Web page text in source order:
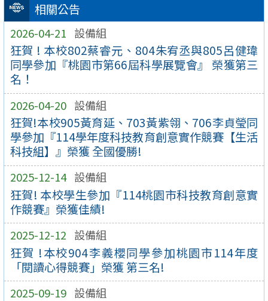
相關公告
2026-04-21 設備組
狂賀 ! 本校802蔡睿元、804朱宥丞與805呂健瑋
同學參加『桃園市第66屆科學展覽會』 榮獲第三
名！
2026-04-20 設備組
狂賀!本校905黃育延、703黃紫翎、706李貞瑩同
學參加『114學年度科技教育創意實作競賽【生活
科技組】』榮獲 全國優勝!
2025-12-14 設備組
狂賀! 本校學生參加『114桃園市科技教育創意實
作競賽』榮獲佳績!
2025-12-12 設備組
狂賀 !本校904李義櫻同學參加桃園市114年度
「閱讀心得競賽」榮獲 第三名!
2025-09-19 設備組